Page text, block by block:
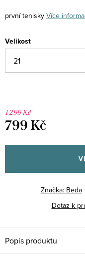
první tenisky Více
Velikost
1 299 Kč
799 Kč
cena:
Značka: Beda
Dotaz k
Popis produktu